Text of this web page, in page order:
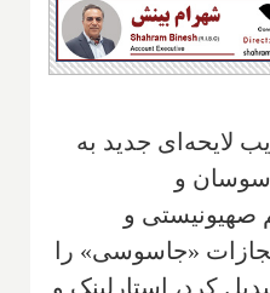
لایحه‌ای جدید به
و
صهیونیستی و
«جاسوسی» را
کرد، استارلینک و